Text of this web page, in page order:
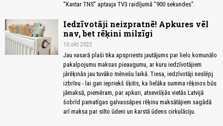
“Kantar TNS” aptauja TV3 raidījumā "900 sekundes".
Iedzīvotāji neizpratnē! Apkures vēl
nav, bet rēķini milzīgi
10.okt 2022
Jau vasarā plaši tika apspriests jautājums par lielo komunālo
pakalpojumu maksas pieaugumu, ar kuru iedzīvotājiem
jārēķinās jau tuvāko mēnešu laikā. Tiesa, iedzīvotāji neslēpj
izbrīnu - lai gan iepriekš šķitis, ka lielāka summa rēķinos būs
jāmaksā, piemēram, par apkuri, atsevišķās vietās Latvijā
šobrīd pamatīgas galvassāpes rēķinu maksātājiem sagādā
arī maksa par silto ūdeni un karstā ūdens cirkulāciju.